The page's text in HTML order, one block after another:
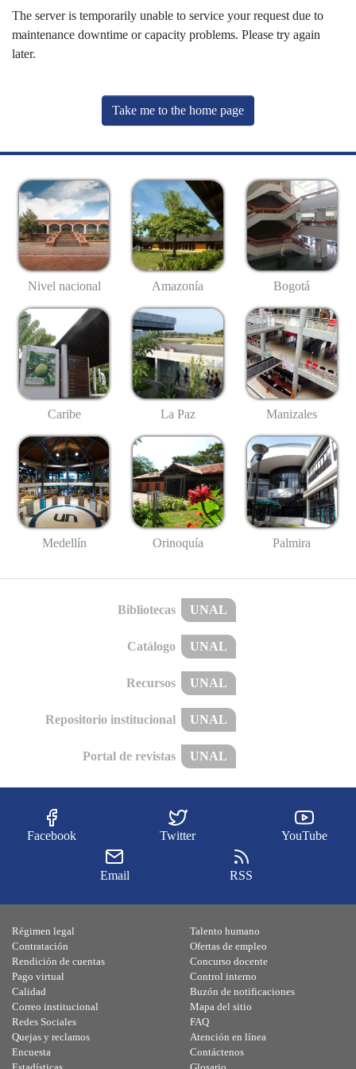
The server is temporarily unable to service your request due to
maintenance downtime or capacity problems. Please try again
later.
Take me to the home page
Nivel nacional Amazonía Bogotá
Caribe La Paz Manizales
Medellín Orinoquía Palmira
Bibliotecas UNAL
Catálogo UNAL
Recursos UNAL
Repositorio institucional UNAL
Portal de revistas UNAL
Facebook Twitter YouTube
Email RSS
Régimen legal
Contratación
Rendición de cuentas
Pago virtual
Calidad
Talento humano
Ofertas de empleo
Concurso docente
Control interno
Buzón de notificaciones
Correo institucional
Redes Sociales
Quejas y reclamos
Encuesta
Mapa del sitio
FAQ
Atención en línea
Contáctenos